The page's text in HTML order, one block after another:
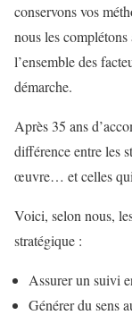
conservons vos
nous les
l’ensemble des
démarche.
Après 35 ans
différence entre les
œuvre… et celles qui
Voici, selon nous,
stratégique :
Assurer un suivi
Générer du sens